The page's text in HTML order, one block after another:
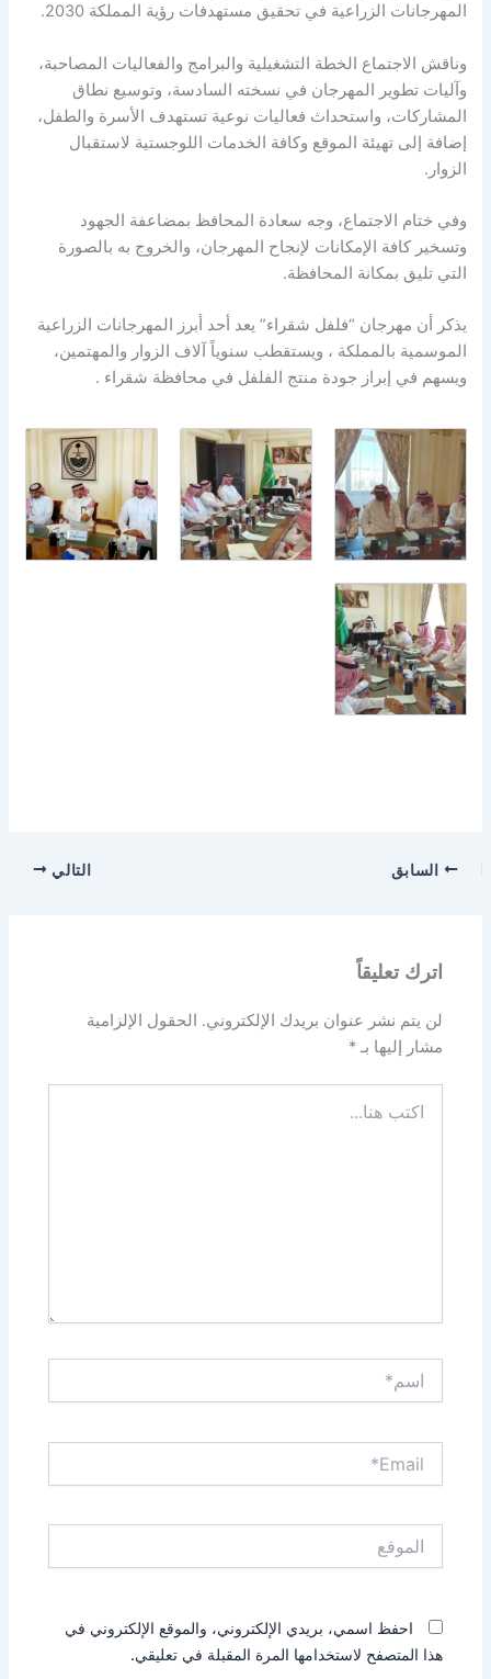
المهرجانات الزراعية في تحقيق مستهدفات رؤية المملكة 2030.
وناقش الاجتماع الخطة التشغيلية والبرامج والفعاليات المصاحبة،
وآليات تطوير المهرجان في نسخته السادسة، وتوسيع نطاق
المشاركات، واستحداث فعاليات نوعية تستهدف الأسرة والطفل،
إضافة إلى تهيئة الموقع وكافة الخدمات اللوجستية لاستقبال
الزوار.
وفي ختام الاجتماع، وجه سعادة المحافظ بمضاعفة الجهود
وتسخير كافة الإمكانات لإنجاح المهرجان، والخروج به بالصورة
التي تليق بمكانة المحافظة.
يذكر أن مهرجان “فلفل شقراء” يعد أحد أبرز المهرجانات الزراعية
الموسمية بالمملكة ، ويستقطب سنوياً آلاف الزوار والمهتمين،
ويسهم في إبراز جودة منتج الفلفل في محافظة شقراء .
السابق التالي
اترك تعليقاً
لن يتم نشر عنوان بريدك الإلكتروني. الحقول الإلزامية
مشار إليها بـ*
هنا...
احفظ اسمي، بريدي الإلكتروني، والموقع الإلكتروني في
هذا المتصفح لاستخدامها المرة المقبلة في تعليقي.